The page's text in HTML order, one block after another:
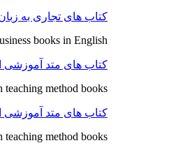
کتاب های تجاری به
books in English
کتاب های متد آموزشی
teaching method books
کتاب های متد آموزشی
teaching method books